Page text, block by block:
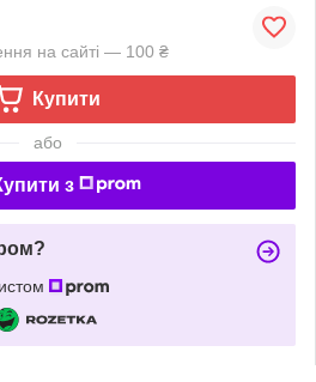
на сайті — 100 ₴
Купити
або
з